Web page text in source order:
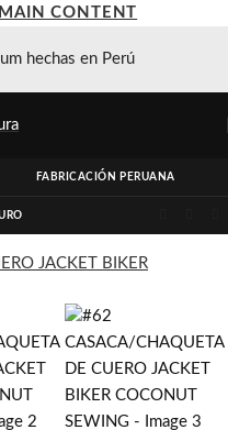
CONTENT
hechas en Perú
FABRICACIÓN PERUANA